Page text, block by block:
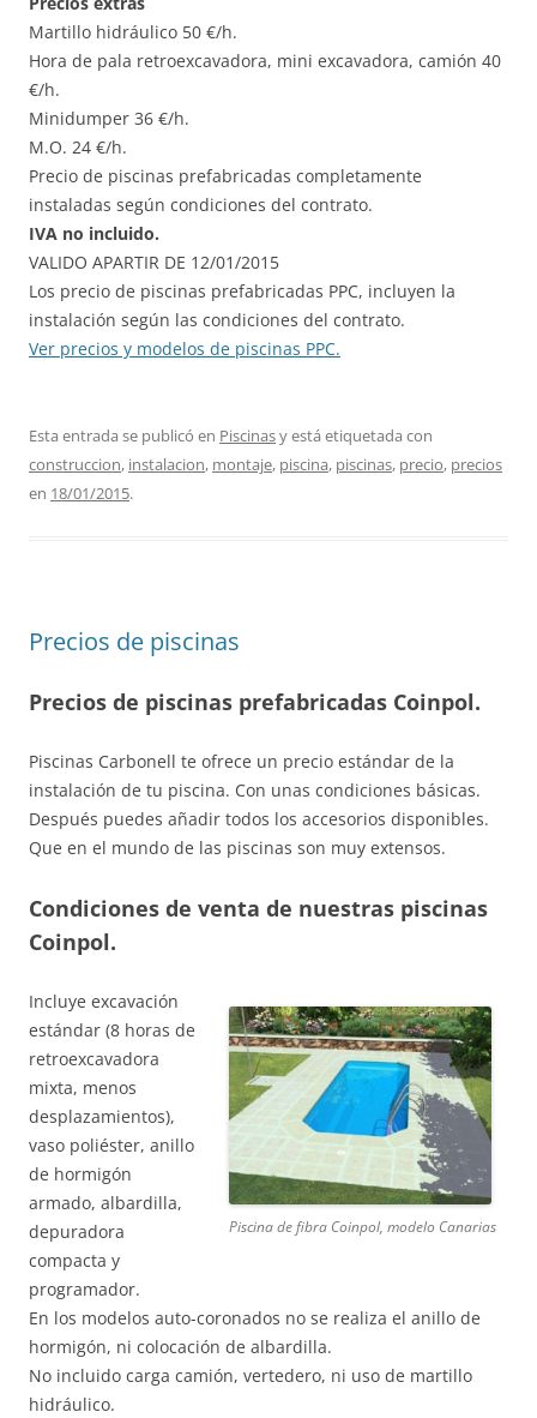
Martillo hidráulico 50 €/h.
Hora de pala retroexcavadora, mini excavadora, camión 40
€/h.
Minidumper 36 €/h.
M.O. 24 €/h.
Precio de piscinas prefabricadas completamente
instaladas según condiciones del contrato.
IVA no incluido.
VALIDO APARTIR DE 12/01/2015
Los precio de piscinas prefabricadas PPC, incluyen la
instalación según las condiciones del contrato.
Ver precios y modelos de piscinas PPC.
Esta entrada se publicó en Piscinasy está etiquetada con
construccion, instalacion, montaje, piscina, piscinas, precio, precios
en 18/01/2015.
Precios de piscinas
Precios de piscinas prefabricadas Coinpol.
Piscinas Carbonell te ofrece un precio estándar de la
instalación de tu piscina. Con unas condiciones básicas.
Después puedes añadir todos los accesorios disponibles.
Que en el mundo de las piscinas son muy extensos.
Condiciones de venta de nuestras piscinas
Coinpol.
Piscina de fibra Coinpol, modelo Canarias
Incluye excavación
estándar (8 horas de
retroexcavadora
mixta, menos
desplazamientos),
vaso poliéster, anillo
de hormigón
armado, albardilla,
depuradora
compacta y
programador.
En los modelos auto-coronados no se realiza el anillo de
hormigón, ni colocación de albardilla.
No incluido carga camión, vertedero, ni uso de martillo
hidráulico.